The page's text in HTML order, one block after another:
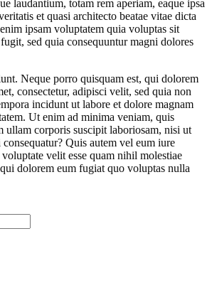
laudantium, totam rem aperiam, eaque ipsa
et quasi architecto beatae vitae dicta
ipsam voluptatem quia voluptas sit
sed quia consequuntur magni dolores
Neque porro quisquam est, qui dolorem
consectetur, adipisci velit, sed quia non
incidunt ut labore et dolore magnam
Ut enim ad minima veniam, quis
ullam corporis suscipit laboriosam, nisi ut
Quis autem vel eum iure
velit esse quam nihil molestiae
dolorem eum fugiat quo voluptas nulla